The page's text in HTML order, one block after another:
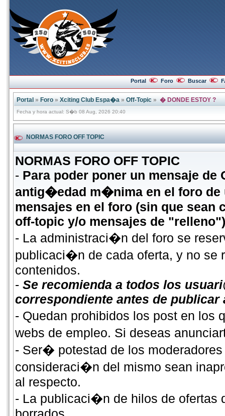
Portal Foro Buscar
Portal » Foro » Xciting Club Espa�a » Off-Topic » � DONDE ESTOY ?
Fecha y hora actual: S�b 08 Aug, 2026 20:40
NORMAS FORO OFF TOPIC
NORMAS FORO OFF TOPIC
- Para poder poner un mensaje de
antig�edad m�nima en el foro
mensajes en el foro (sin que
off-topic y/o mensajes de
- La administraci�n del foro se
publicaci�n de cada oferta, y no
contenidos.
- Se recomienda a todos los
correspondiente antes de publicar
- Quedan prohibidos los post en
webs de empleo. Si deseas
- Ser� potestad de los
consideraci�n del mismo sean
al respecto.
- La publicaci�n de hilos de ofertas